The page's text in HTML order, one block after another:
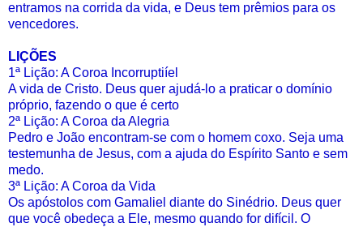
entramos na corrida da vida, e Deus tem prêmios para os
vencedores.
LIÇÕES
1ª Lição: A Coroa Incorruptiíel
A vida de Cristo. Deus quer ajudá-lo a praticar o domínio
próprio, fazendo o que é certo
2ª Lição: A Coroa da Alegria
Pedro e João encontram-se com o homem coxo. Seja uma
testemunha de Jesus, com a ajuda do Espírito Santo e sem
medo.
3ª Lição: A Coroa da Vida
Os apóstolos com Gamaliel diante do Sinédrio. Deus quer
que você obedeça a Ele, mesmo quando for difícil. O